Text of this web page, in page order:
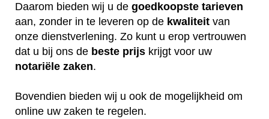
Daarom bieden wij u de goedkoopste tarieven
aan, zonder in te leveren op de kwaliteit van
onze dienstverlening. Zo kunt u erop vertrouwen
dat u bij ons de beste prijs krijgt voor uw
notariële zaken.
Bovendien bieden wij u ook de mogelijkheid om
online uw zaken te regelen.